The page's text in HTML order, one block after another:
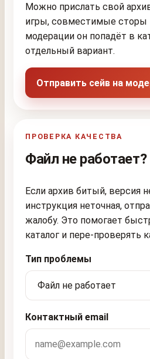
Можно прислать свой
игры, совместимые сторы
модерации он попадёт в
отдельный вариант.
Отправить сейв на
ПРОВЕРКА КАЧЕСТВА
Файл не работает?
Если архив битый, версия
инструкция неточная,
жалобу. Это помогает
каталог и пере-проверять
Тип проблемы
Контактный email